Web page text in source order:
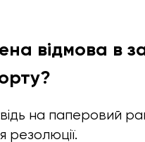
відмова в
на паперовий
резолюції.